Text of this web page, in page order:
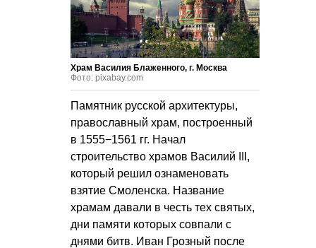
Храм Василия Блаженного, г. Москва
Фото: pixabay.com
Памятник русской архитектуры,
православный храм, построенный
в 1555−1561 гг. Начал
строительство храмов Василий III,
который решил ознаменовать
взятие Смоленска. Название
храмам давали в честь тех святых,
дни памяти которых совпали с
днями битв. Иван Грозный после